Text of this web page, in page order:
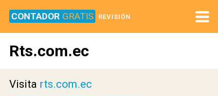
CONTADOR GRATIS REVISIÓN
Rts.com.ec
Visita rts.com.ec